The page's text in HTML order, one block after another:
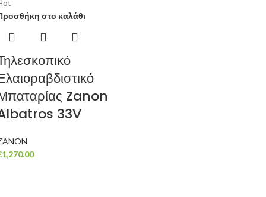
στο καλάθι
Zanon
33V
1,270.00